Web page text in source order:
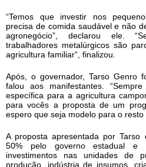
“Temos que investir nos
precisa de comida saudável e não
agronegócio”, declarou ele.
trabalhadores metalúrgicos são
agricultura familiar”, finalizou.
Após, o governador, Tarso Genro
falou aos manifestantes.
específica para a agricultura
para vocês a proposta de um
espero que seja modelo para o resto
A proposta apresentada por
50% pelo governo estadual e
investimentos nas unidades de
produção, indústria de insumos,